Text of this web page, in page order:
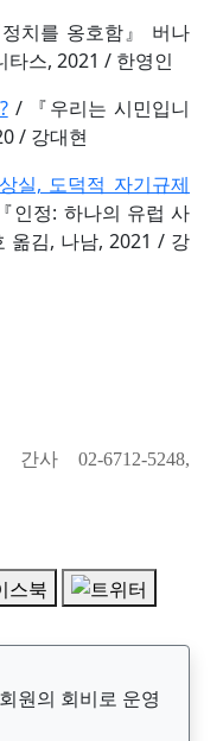
치를 옹호함』 버나
타스, 2021 / 한영인
/ 『우리는 시민입니
/ 강대현
실, 도덕적 자기규제
인정: 하나의 유럽 사
옮김, 나남, 2021 / 강
사 02-6712-5248,
원의 회비로 운영